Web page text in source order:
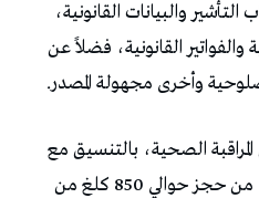
والبيانات القانونية،
والفواتير القانونية، فضلاً عن
وأخرى مجهولة المصدر.
الصحية، بالتنسيق مع
فريق الحرس البلدي بالقيروان، من حجز حوالي 850 كلغ من